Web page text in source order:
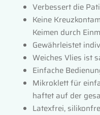
Verbessert die
Keine
Keimen durch
Gewährleistet
Weiches Vlies ist
Einfache
Mikroklett für
haftet auf der
Latexfrei,